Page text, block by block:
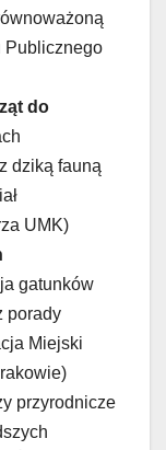
Publicznego
do
dziką fauną
UMK)
gatunków
porady
Miejski
przyrodnicze